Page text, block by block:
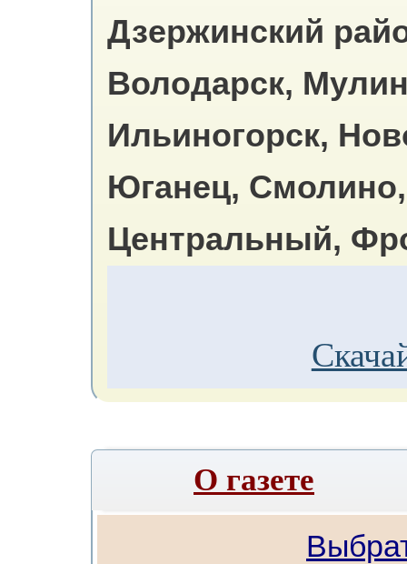
Дзержинский
Володарск,
Ильиногорск,
Юганец,
Центральный,
О газете